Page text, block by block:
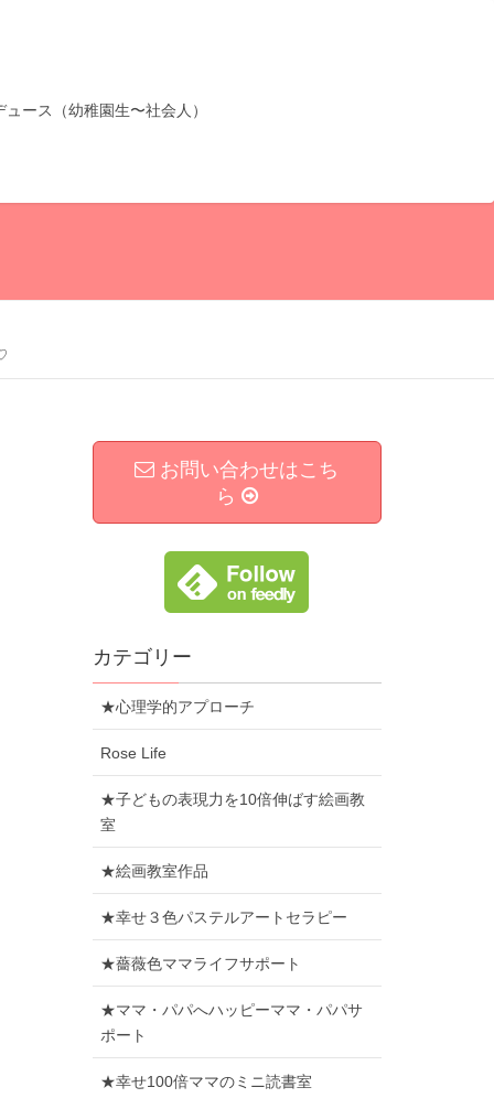
ース（幼稚園生〜社会人）
お問い合わせはこち
ら
カテゴリー
★心理学的アプローチ
Rose Life
★子どもの表現力を10倍伸ばす絵画教
室
★絵画教室作品
★幸せ３色パステルアートセラピー
★薔薇色ママライフサポート
★ママ・パパへハッピーママ・パパサ
ポート
★幸せ100倍ママのミニ読書室